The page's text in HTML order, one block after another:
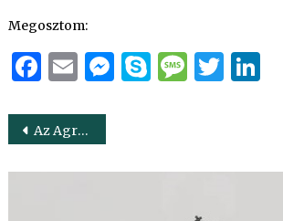
Megosztom:
Facebook
Email
Messenger
Skype
Bejegyzés
navigáció
Az Agrárminisztérium stratégiai partnerként tekint a Nemzeti Parkokra